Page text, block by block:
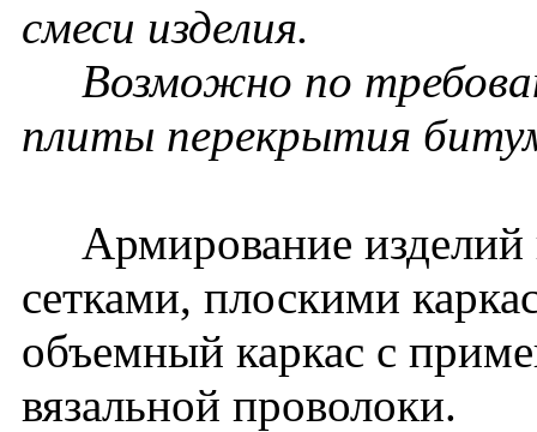
смеси изделия.
Возможно по
плиты перекрытия
Армирование изделий
сетками, плоскими
объемный каркас с
вязальной проволоки.